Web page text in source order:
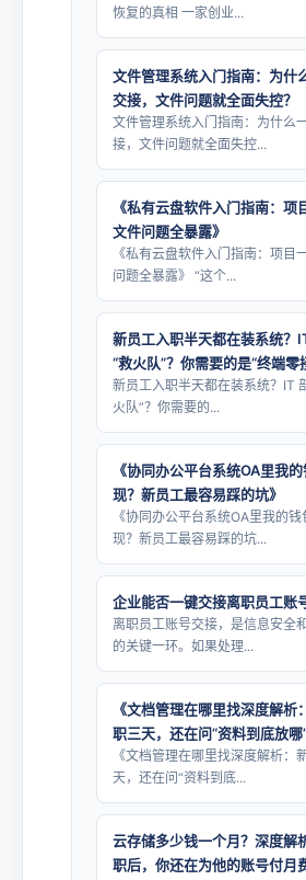
恢复的真相 一家创业...
文件管理系统入门指南：为什
交接，文件问题就全面失控？
文件管理系统入门指南：为什么
接，文件问题就全面失控...
《私有云盘软件入门指南：项
文件问题全暴露》
《私有云盘软件入门指南：项目
问题全暴露》 “这个...
新员工入职半天都在装系统？
“救火队”？你需要的是“终端零
新员工入职半天都在装系统？IT
火队”？你需要的...
《协同办公平台系统OA里我
现？新员工最容易踩的坑》
《协同办公平台系统OA里我的
现？新员工最容易踩的坑...
企业能否一键交接离职员工账
离职员工账号交接，是信息安全
的关键一环。如果处理...
《文档管理在哪里找深度解析
职三天，还在问“资料到底放哪
《文档管理在哪里找深度解析：
天，还在问“资料到底...
云存储多少钱一个月？深度解
职后，你还在为他的账号付月